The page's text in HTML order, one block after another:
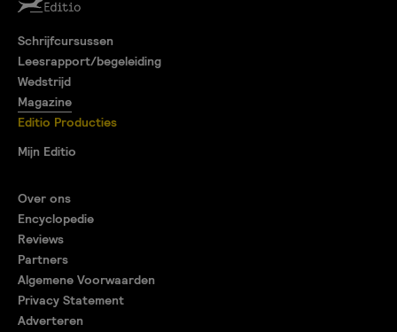
Schrijfcursussen
Leesrapport/begeleiding
Wedstrijd
Magazine
Editio Producties
Mijn Editio
Over ons
Encyclopedie
Reviews
Partners
Algemene Voorwaarden
Privacy Statement
Adverteren